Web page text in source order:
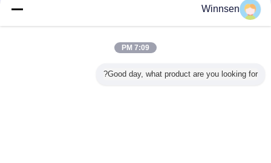
أكثرآلة البيع البسيطة مارت
Winnsen
7:09 PM
Good day, what product are you looking for?